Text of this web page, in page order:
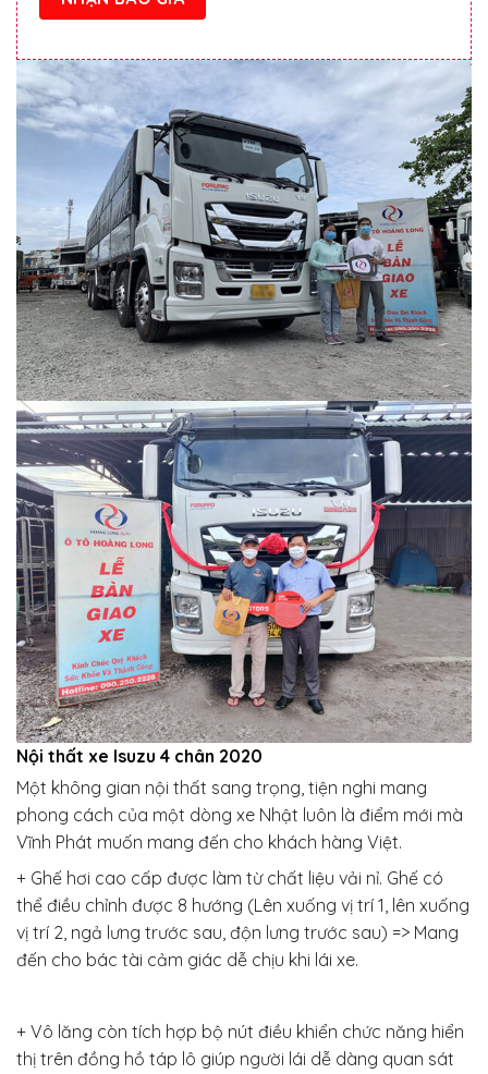
Nội thất xe Isuzu 4 chân 2020
Một không gian nội thất sang trọng, tiện nghi mang
phong cách của một dòng xe Nhật luôn là điểm mới mà
Vĩnh Phát muốn mang đến cho khách hàng Việt.
+ Ghế hơi cao cấp được làm từ chất liệu vải nỉ. Ghế có
thể điều chỉnh được 8 hướng (Lên xuống vị trí 1, lên xuống
vị trí 2, ngả lưng trước sau, độn lưng trước sau) => Mang
đến cho bác tài cảm giác dễ chịu khi lái xe.
+ Vô lăng còn tích hợp bộ nút điều khiển chức năng hiển
thị trên đồng hồ táp lô giúp người lái dễ dàng quan sát